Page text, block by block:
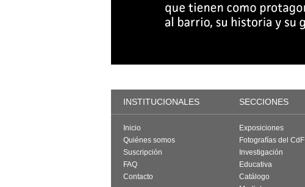
INSTITUCIONALES SECCIONES
Inicio
Quiénes somos
Suscripción
FAQ
Contacto
Exposiciones
Fotografías del CdF
Investigación
Educativa
Catálogo